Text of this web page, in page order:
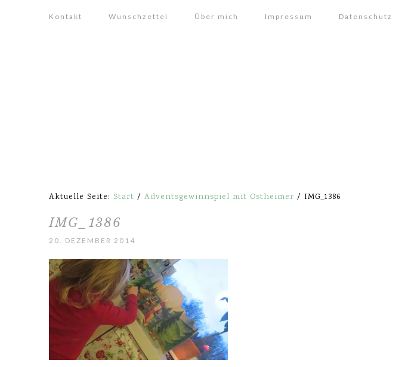
Kontakt Wunschzettel Über mich Impressum Datenschutz
Aktuelle Seite: Start / Adventsgewinnspiel mit Ostheimer / IMG_1386
IMG_1386
20. DEZEMBER 2014